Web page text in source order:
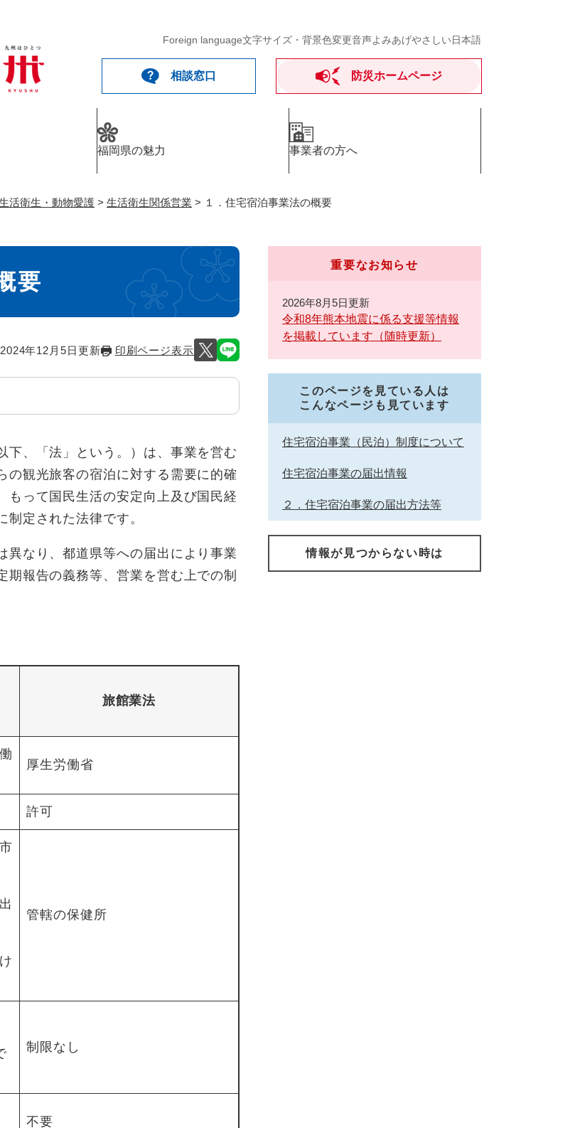
Foreign language文字サイズ・背景色変更音声よみあげやさしい日本語
相談窓口 防災ホームページ
福岡県の魅力 事業者の方へ
活衛生・動物愛護 > 生活衛生関係営業 > １．住宅宿泊事業法の概要
要
年12月5日更新 印刷ページ表示
、「法」という。）は、事業を営む
の観光旅客の宿泊に対する需要に的確
もって国民生活の安定向上及び国民経
定された法律です。
なり、都道県等への届出により事業
報告の義務等、営業を営む上での制
旅館業法
厚生労働省
許可
管轄の保健所
制限なし
不要
重要なお知らせ
2026年8月5日更新
令和8年熊本地震に係る支援等情報
を掲載しています（随時更新）
このページを見ている人は
こんなページも見ています
住宅宿泊事業（民泊）制度について
住宅宿泊事業の届出情報
２．住宅宿泊事業の届出方法等
情報が見つからない時は